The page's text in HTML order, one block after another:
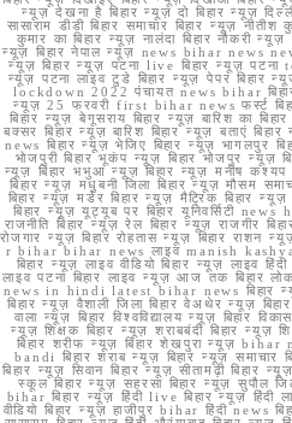
न्यूज़ देखना है बिहार न्यूज़ दो बिहार न्यूज़
सासाराम डीडी बिहार समाचार बिहार न्यूज़
कुमार का बिहार न्यूज़ नालंदा बिहार नौकरी न्यूज़
न्यूज़ बिहार नेपाल न्यूज़ news bihar news
न्यूज़ बिहार न्यूज़ पटना live बिहार न्यूज़ पटना
न्यूज़ पटना लाइव टुडे बिहार न्यूज़ पेपर बिहार
lockdown 2022 पंचायत news bihar
न्यूज़ 25 फरवरी first bihar news फर्स्ट
बिहार न्यूज़ बेगूसराय बिहार न्यूज़ बारिश का
बक्सर बिहार न्यूज़ बारिश बिहार न्यूज़ बताएं
news बिहार न्यूज़ भेजिए बिहार न्यूज़ भागलपुर
भोजपुरी बिहार भूकंप न्यूज़ बिहार भोजपुर न्यूज़
न्यूज़ बिहार भभुआ न्यूज़ बिहार न्यूज़ मनीष कश्यप
बिहार न्यूज़ मधुबनी जिला बिहार न्यूज़ मौसम
बिहार न्यूज़ मर्डर बिहार न्यूज़ मैट्रिक बिहार
बिहार न्यूज़ यूट्यूब पर बिहार यूनिवर्सिटी
राजनीति बिहार न्यूज़ रेल बिहार न्यूज़ राजगीर
रोजगार न्यूज़ बिहार रोहतास न्यूज़ बिहार राशन
r bihar bihar news लाइव manish
बिहार न्यूज़ लाइव वीडियो बिहार न्यूज़ लाइव
लाइव पटना बिहार लाइव न्यूज़ आज तक बिहार
news in hindi latest bihar news बिहार
बिहार न्यूज़ वैशाली जिला बिहार वेअथेर न्यूज़
वाला न्यूज़ बिहार विश्वविद्यालय न्यूज़ बिहार
न्यूज़ शिक्षक बिहार न्यूज़ शराबबंदी बिहार न्यूज़
बिहार शरीफ न्यूज़ बिहार शेखपुरा न्यूज़
bandi बिहार शराब न्यूज़ बिहार न्यूज़ समाचार
बिहार न्यूज़ सिवान बिहार न्यूज़ सीतामढ़ी बिहार
स्कूल बिहार न्यूज़ सहरसा बिहार न्यूज़ सुपौल
bihar बिहार न्यूज़ हिंदी live बिहार न्यूज़ हिंदी
वीडियो बिहार न्यूज़ हाजीपुर bihar हिंदी news